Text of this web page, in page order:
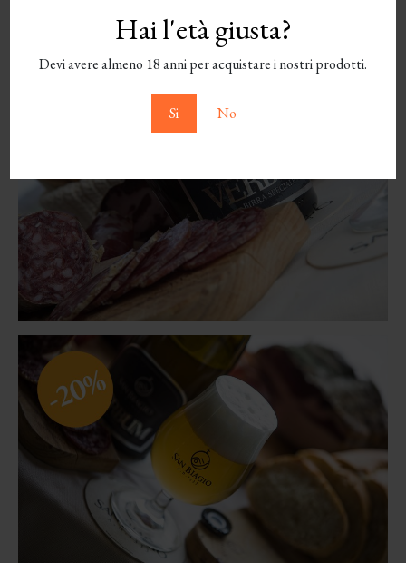
Hai l'età giusta?
Devi avere almeno 18 anni per acquistare i nostri prodotti.
Si No